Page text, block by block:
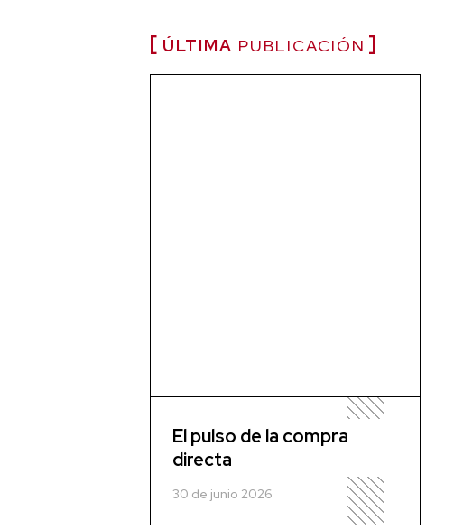
ÚLTIMA PUBLICACIÓN
El pulso de la compra
directa
30 de junio 2026